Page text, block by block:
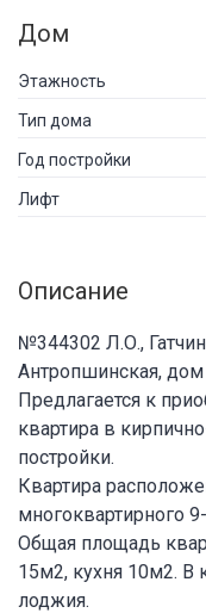
Дом
Этажность
Тип дома
Год постройки
Лифт
Описание
№344302 Л.О.,
Антропшинская, дом
Предлагается к
квартира в
постройки.
Квартира
многоквартирного
Общая площадь
15м2, кухня 10м2. В
лоджия.